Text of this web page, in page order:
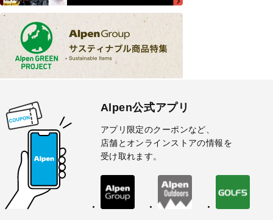
Alpen公式アプリ
アプリ限定のクーポンなど、
店舗とオンラインストアの情報を
受け取れます。